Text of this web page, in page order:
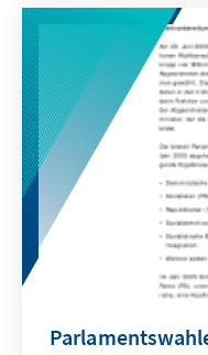
lassen. Die
mit einer
Hans-Jürgen
RSP SOE, Dr. iur.
ebenfalls ein
Übersetzung ins
erschienen.